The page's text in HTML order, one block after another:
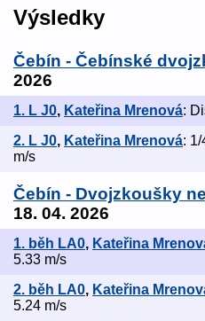
Výsledky
Čebín - Čebínské
2026
1. L J0, Kateřina Mrenová:
2. L J0, Kateřina Mrenová:
m/s
Čebín - Dvojzkoušky
18. 04. 2026
1. běh LA0, Kateřina
5.33 m/s
2. běh LA0, Kateřina
5.24 m/s